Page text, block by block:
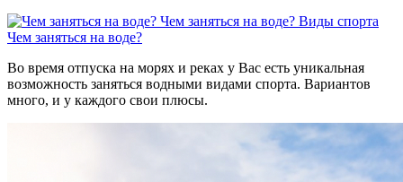
Чем заняться на воде? Виды спорта
Чем заняться на воде?
Во время отпуска на морях и реках у Вас есть уникальная
возможность заняться водными видами спорта. Вариантов
много, и у каждого свои плюсы.